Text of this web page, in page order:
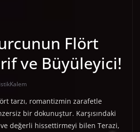
Flört
ve Büyüleyici!
tarzı, romantizmin zarafetle
bir dokunuştur. Karşısındaki
değerli hissettirmeyi bilen Terazi,